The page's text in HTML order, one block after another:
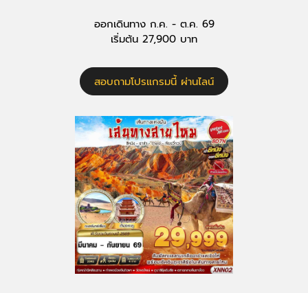
ออกเดินทาง ก.ค. - ต.ค. 69
เริ่มต้น 27,900 บาท
สอบถามโปรแกรมนี้ ผ่านไลน์